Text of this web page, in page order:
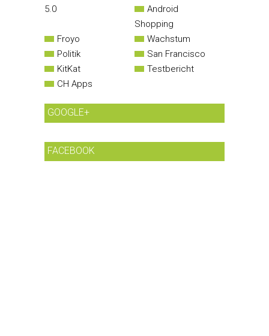
5.0
Android
Shopping
Froyo
Wachstum
Politik
San Francisco
KitKat
Testbericht
CH Apps
GOOGLE+
FACEBOOK